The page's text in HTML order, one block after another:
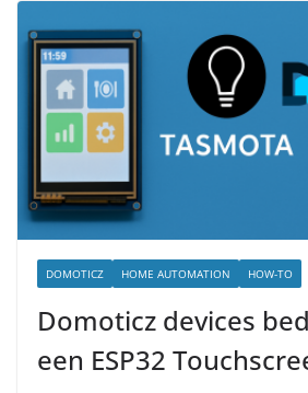
DOMOTICZ HOME AUTOMATION HOW-TO
Domoticz devices
een ESP32